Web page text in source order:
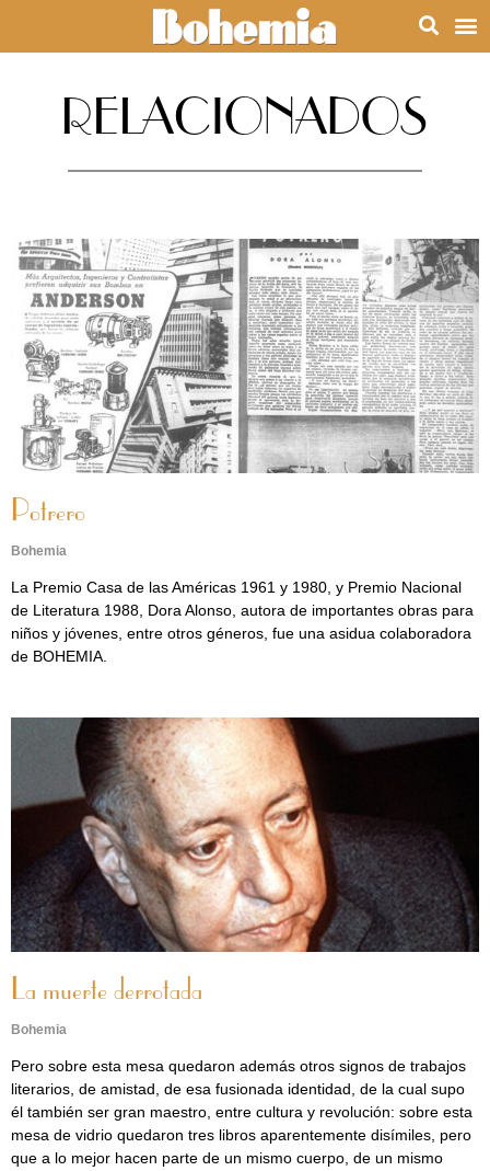
RELACIONADOS
Potrero
Bohemia
La Premio Casa de las Américas 1961 y 1980, y Premio Nacional
de Literatura 1988, Dora Alonso, autora de importantes obras para
niños y jóvenes, entre otros géneros, fue una asidua colaboradora
de BOHEMIA.
La muerte derrotada
Bohemia
Pero sobre esta mesa quedaron además otros signos de trabajos
literarios, de amistad, de esa fusionada identidad, de la cual supo
él también ser gran maestro, entre cultura y revolución: sobre esta
mesa de vidrio quedaron tres libros aparentemente disímiles, pero
que a lo mejor hacen parte de un mismo cuerpo, de un mismo